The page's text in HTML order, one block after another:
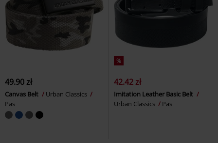
49.90 zł
Canvas Belt
Urban Classics
Pas
%
42.42 zł
Imitation Leather Basic Belt
Urban Classics
Pas